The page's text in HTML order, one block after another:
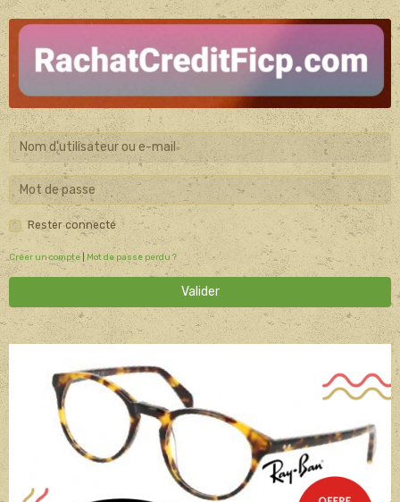
Rester connecté
Créer un compte| Mot de passe perdu ?
Valider